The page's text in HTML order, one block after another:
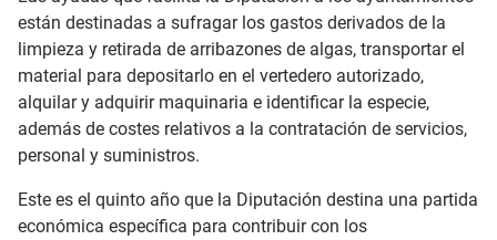
están destinadas a sufragar los gastos derivados de la
limpieza y retirada de arribazones de algas, transportar el
material para depositarlo en el vertedero autorizado,
alquilar y adquirir maquinaria e identificar la especie,
además de costes relativos a la contratación de servicios,
personal y suministros.
Este es el quinto año que la Diputación destina una partida
económica específica para contribuir con los